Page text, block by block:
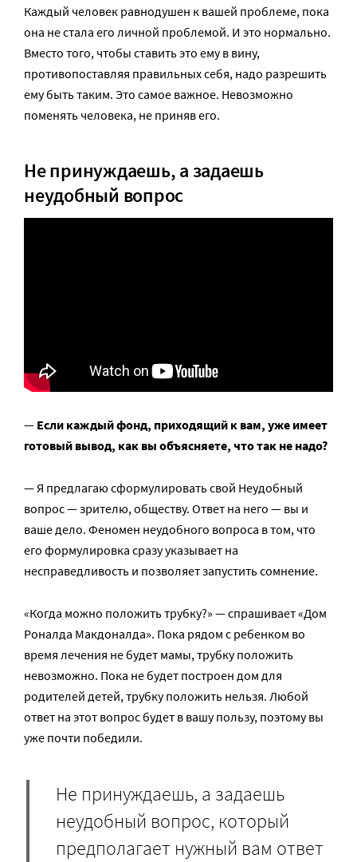
Каждый человек равнодушен к вашей проблеме, пока
она не стала его личной проблемой. И это нормально.
Вместо того, чтобы ставить это ему в вину,
противопоставляя правильных себя, надо разрешить
ему быть таким. Это самое важное. Невозможно
поменять человека, не приняв его.
Не принуждаешь, а задаешь
неудобный вопрос
— Если каждый фонд, приходящий к вам, уже имеет
готовый вывод, как вы объясняете, что так не надо?
— Я предлагаю сформулировать свой Неудобный
вопрос — зрителю, обществу. Ответ на него — вы и
ваше дело. Феномен неудобного вопроса в том, что
его формулировка сразу указывает на
несправедливость и позволяет запустить сомнение.
«Когда можно положить трубку?» — спрашивает «Дом
Роналда Макдоналда». Пока рядом с ребенком во
время лечения не будет мамы, трубку положить
невозможно. Пока не будет построен дом для
родителей детей, трубку положить нельзя. Любой
ответ на этот вопрос будет в вашу пользу, поэтому вы
уже почти победили.
Не принуждаешь, а задаешь
неудобный вопрос, который
предполагает нужный вам ответ